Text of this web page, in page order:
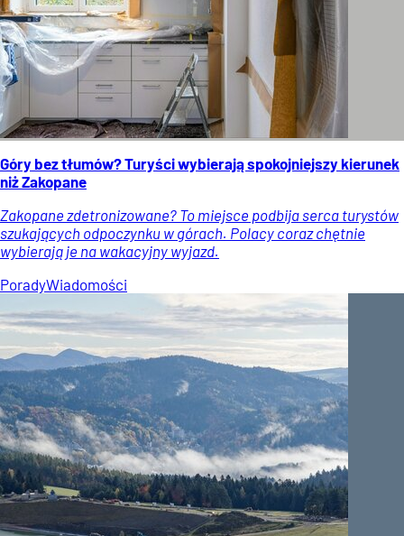
Góry bez tłumów? Turyści wybierają spokojniejszy kierunek
niż Zakopane
Zakopane zdetronizowane? To miejsce podbija serca turystów
szukających odpoczynku w górach. Polacy coraz chętnie
wybierają je na wakacyjny wyjazd.
PoradyWiadomości